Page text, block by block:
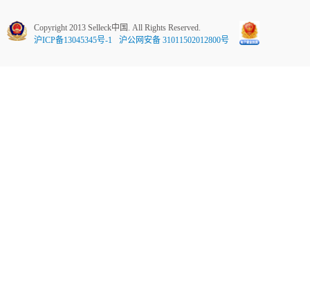
Copyright 2013 Selleck中国. All Rights Reserved.
沪ICP备13045345号-1
沪公网安备 31011502012800号